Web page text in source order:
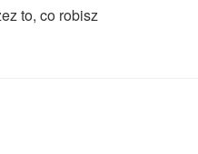
to, co robisz